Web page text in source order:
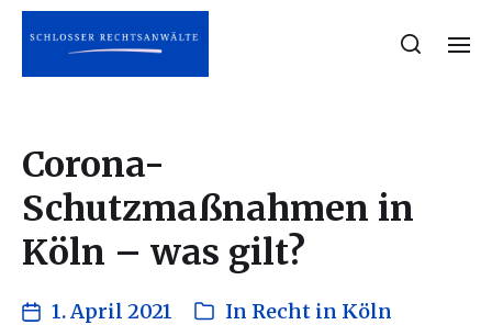
Corona-
Schutzmaßnahmen in
Köln – was gilt?
1. April 2021 In Recht in Köln